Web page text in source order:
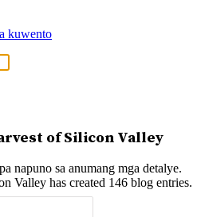
kuwento
of Silicon Valley
napuno sa anumang mga detalye.
Valley has created 146 blog entries.